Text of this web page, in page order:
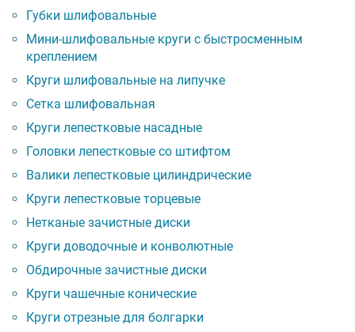
Губки шлифовальные
Мини-шлифовальные круги с быстросменным
креплением
Круги шлифовальные на липучке
Сетка шлифовальная
Круги лепестковые насадные
Головки лепестковые со штифтом
Валики лепестковые цилиндрические
Круги лепестковые торцевые
Нетканые зачистные диски
Круги доводочные и конволютные
Обдирочные зачистные диски
Круги чашечные конические
Круги отрезные для болгарки